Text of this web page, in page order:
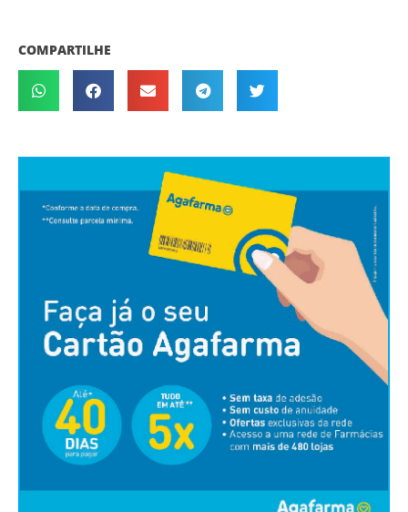
COMPARTILHE